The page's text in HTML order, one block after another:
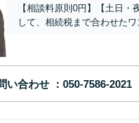
【相談料原則0円】【土日
して、相続税まで合わせた
い合わせ